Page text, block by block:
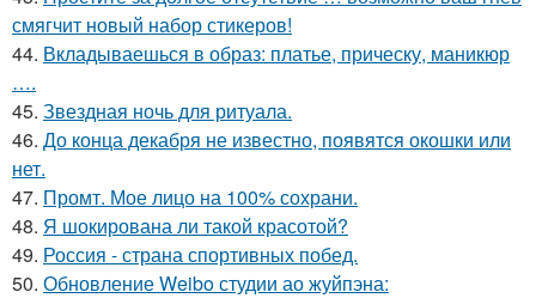
смягчит новый набор стикеров!
44. Вкладываешься в образ: платье, прическу, маникюр
….
45. Звездная ночь для ритуала.
46. До конца декабря не известно, появятся окошки или
нет.
47. Промт. Мое лицо на 100% сохрани.
48. Я шокирована ли такой красотой?
49. Россия - страна спортивных побед.
50. Обновление Weibo студии ао жуйпэна: